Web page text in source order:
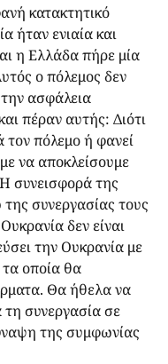
κατακτητικό
ήταν ενιαία και
η Ελλάδα πήρε μία
ο πόλεμος δεν
ασφάλεια
πέραν αυτής: Διότι
τον πόλεμο ή φανεί
να αποκλείσουμε
συνεισφορά της
συνεργασίας τους
δεν είναι
την Ουκρανία με
οποία θα
Θα ήθελα να
τη συνεργασία σε
της συμφωνίας